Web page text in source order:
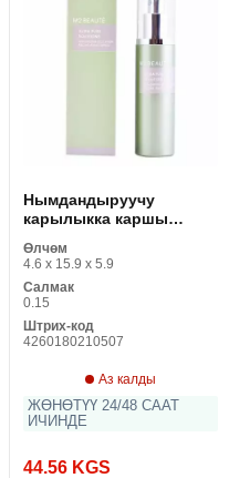
Нымдандыруучу
карылыкка каршы
Collagen M2 Beauté Pure
Collagen (75 мл)
Өлчөм
4.6 x 15.9 x 5.9
Салмак
0.15
Штрих-код
4260180210507
Аз калды
ЖӨНӨТҮҮ 24/48 СААТ
ИЧИНДЕ
44.56 KGS